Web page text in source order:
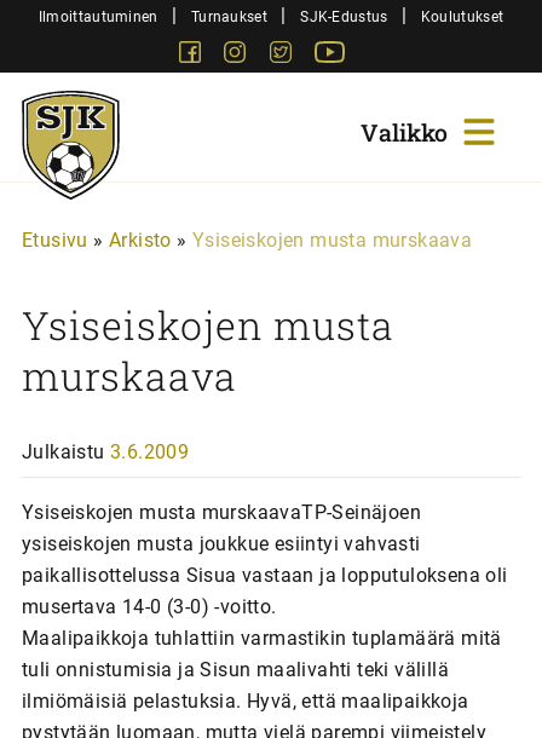
SiirryIlmoittautuminen | Turnaukset | SJK-Edustus | Koulutukset
FacebookInstagram
Twitter
Sjk-
Juniorit
Etusivu » Arkisto » Ysiseiskojen musta murskaava
Ysiseiskojen musta
murskaava
Julkaistu 3.6.2009
Ysiseiskojen musta murskaavaTP-Seinäjoen
ysiseiskojen musta joukkue esiintyi vahvasti
paikallisottelussa Sisua vastaan ja lopputuloksena oli
musertava 14-0 (3-0) -voitto.
Maalipaikkoja tuhlattiin varmastikin tuplamäärä mitä
tuli onnistumisia ja Sisun maalivahti teki välillä
ilmiömäisiä pelastuksia. Hyvä, että maalipaikkoja
pystytään luomaan, mutta vielä parempi viimeistely